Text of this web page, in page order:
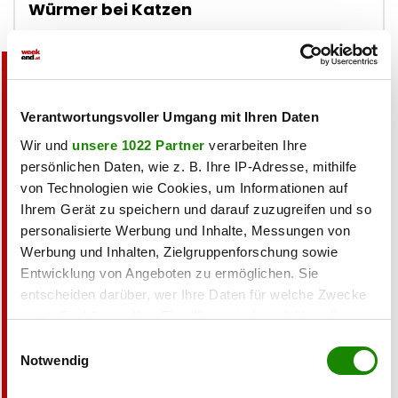
Verantwortungsvoller Umgang mit Ihren Daten
Wir und unsere 1022 Partner verarbeiten Ihre
persönlichen Daten, wie z. B. Ihre IP-Adresse, mithilfe
von Technologien wie Cookies, um Informationen auf
Ihrem Gerät zu speichern und darauf zuzugreifen und so
personalisierte Werbung und Inhalte, Messungen von
Werbung und Inhalten, Zielgruppenforschung sowie
Entwicklung von Angeboten zu ermöglichen. Sie
entscheiden darüber, wer Ihre Daten für welche Zwecke
nutzt. Sie können Ihre Einwilligung jederzeit über die
Trigger Symbol ändern oder widerrufen
Notwendig
Würmer bei Katzen
Wie gehen Sie mit Wurmbefall bei Ihrer Katze um?
Prävention: Ich setze auf regelmäßiges Entwurmen
Wurmbefall von vornherein zu vermeiden.
Natürliche Mittel: Ich bevorzuge natürliche
Hausmittel und ergreife vorbeugende Maßnahmen,
um chemische Wurmkuren zu vermeiden.
Medizinische Behandlung: Bei Anzeichen eines
Wurmbefalls wende ich mich sofort an einen Tierarzt
und folge der empfohlenen Behandlung mit
Wurmtabletten.
Informationsbeschaffung: Ich informiere mich